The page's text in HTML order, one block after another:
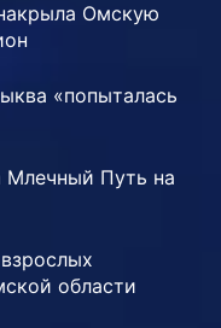
Омскую
«попыталась
Млечный Путь на
области